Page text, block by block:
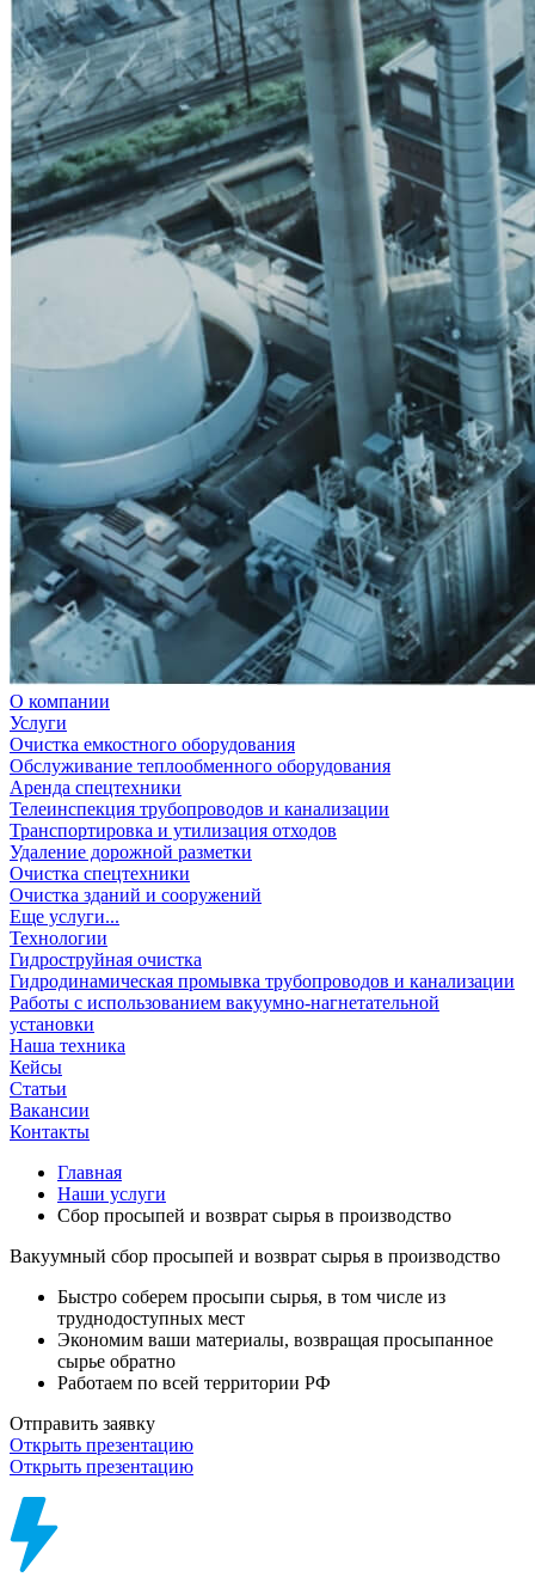
О компании
Услуги
Очистка емкостного оборудования
Обслуживание теплообменного оборудования
Аренда спецтехники
Телеинспекция трубопроводов и канализации
Транспортировка и утилизация отходов
Удаление дорожной разметки
Очистка спецтехники
Очистка зданий и сооружений
Еще услуги...
Технологии
Гидроструйная очистка
Гидродинамическая промывка трубопроводов и канализации
Работы с использованием вакуумно-нагнетательной
установки
Наша техника
Кейсы
Статьи
Вакансии
Контакты
Главная
Наши услуги
Сбор просыпей и возврат сырья в производство
Вакуумный сбор просыпей и возврат сырья в производство
Быстро соберем просыпи сырья, в том числе из
труднодоступных мест
Экономим ваши материалы, возвращая просыпанное
сырье обратно
Работаем по всей территории РФ
Отправить заявку
Открыть презентацию
Открыть презентацию